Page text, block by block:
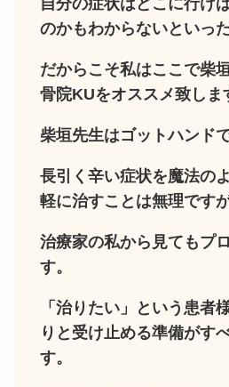
自分の症状はどこに行け
のかもわからないといっ
だからこそ私はここで柴
骨院KUをオススメ致しま
柴垣先生はゴットハンド
長引く辛い症状を魔法の
軽に治すことは無理ですが
治療家の私から見てもプ
す。
「治りたい」という患者
りと受け止める準備がす
す。